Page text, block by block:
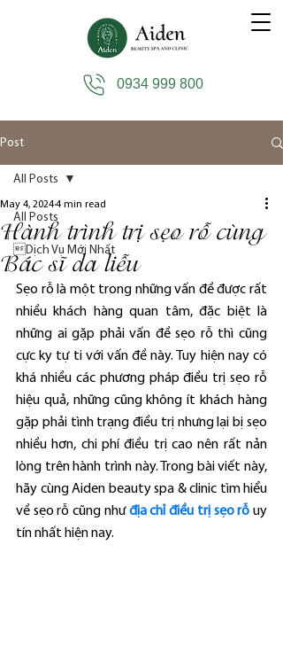
0934 999 800
Post
All Posts
Dịch Vụ Mới Nhất
All Posts
Hành trình trị sẹo rỗ cùng
Bác sĩ da liễu
May 4, 20244 min read
Sẹo rỗ là một trong những vấn đề được rất
nhiều khách hàng quan tâm, đặc biệt là
những ai gặp phải vấn đề sẹo rỗ thì cũng
cực ky tự ti với vấn đề này. Tuy hiện nay có
khá nhiều các phương pháp điều trị sẹo rỗ
hiệu quả, những cũng không ít khách hàng
gặp phải tình trạng điều trị nhưng lại bị sẹo
nhiều hơn, chi phí điều trị cao nên rất nản
lòng trên hành trình này. Trong bài viết này,
hãy cùng Aiden beauty spa & clinic tìm hiểu
về sẹo rỗ cũng như địa chỉ điều trị sẹo rỗ uy
tín nhất hiện nay.